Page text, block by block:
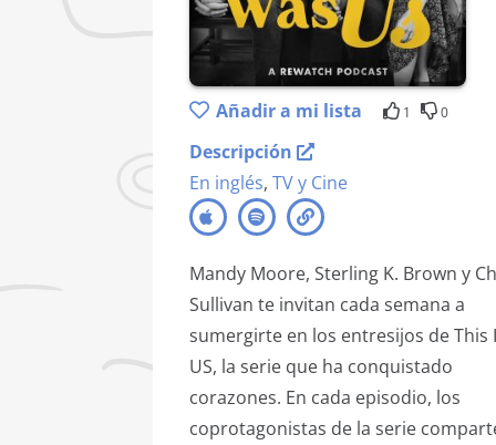
Añadir a mi lista 1 0
Descripción
En inglés, TV y Cine
Mandy Moore, Sterling K. Brown y
Sullivan te invitan cada semana a
sumergirte en los entresijos de This
US, la serie que ha conquistado
corazones. En cada episodio, los
coprotagonistas de la serie